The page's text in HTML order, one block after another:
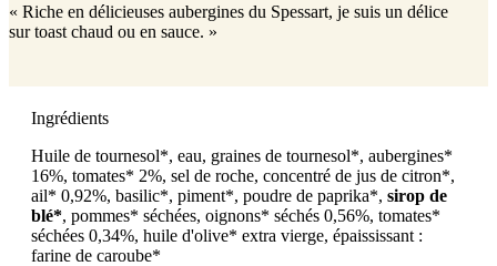
« Riche en délicieuses aubergines du Spessart, je suis un délice
sur toast chaud ou en sauce. »
Ingrédients
Huile de tournesol*, eau, graines de tournesol*, aubergines*
16%, tomates* 2%, sel de roche, concentré de jus de citron*,
ail* 0,92%, basilic*, piment*, poudre de paprika*, sirop de
blé*, pommes* séchées, oignons* séchés 0,56%, tomates*
séchées 0,34%, huile d'olive* extra vierge, épaississant :
farine de caroube*